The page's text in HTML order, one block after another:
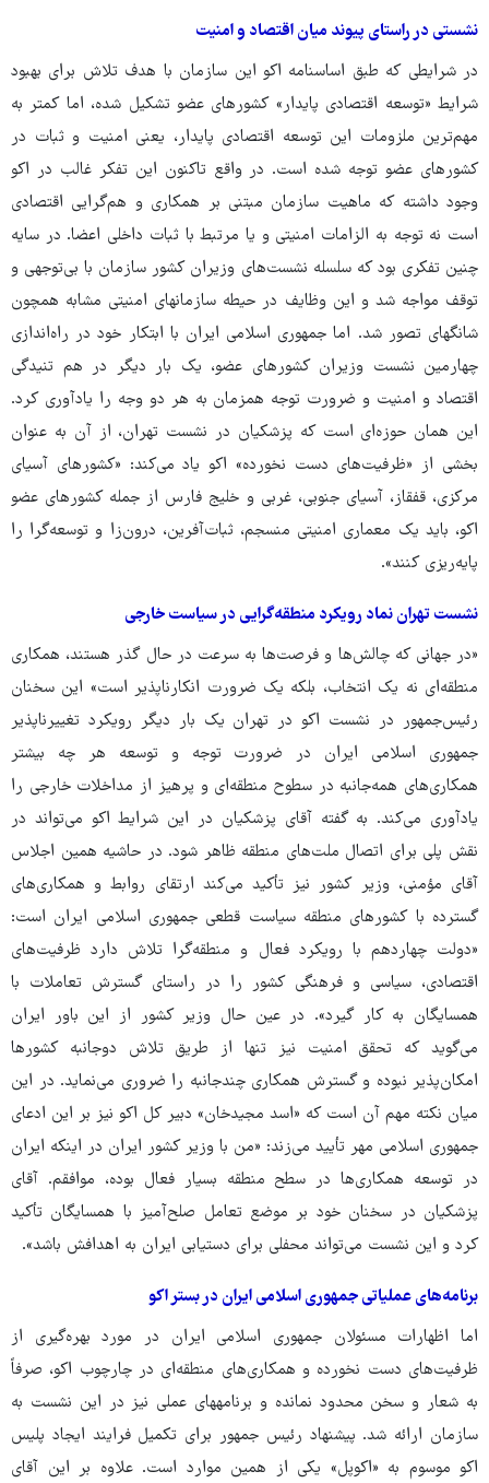
نشستی در راستای پیوند میان اقتصاد و امنیت
در شرایطی که طبق اساسنامه اکو این سازمان با هدف تلاش برای بهبود
شرایط «توسعه اقتصادی پایدار» کشورهای عضو تشکیل شده، اما کمتر به
مهم‌ترین ملزومات این توسعه اقتصادی پایدار، یعنی امنیت و ثبات در
کشورهای عضو توجه شده است. در واقع تاکنون این تفکر غالب در اکو
وجود داشته که ماهیت سازمان مبتنی بر همکاری و هم‌گرایی اقتصادی
است نه توجه به الزامات امنیتی و یا مرتبط با ثبات داخلی اعضا. در سایه
چنین تفکری بود که سلسله نشست‌های وزیران کشور سازمان با بی‌توجهی و
توقف مواجه شد و این وظایف در حیطه سازمان‎های امنیتی مشابه همچون
شانگهای تصور شد. اما جمهوری اسلامی ایران با ابتکار خود در راه‌اندازی
چهارمین نشست وزیران کشورهای عضو، یک بار دیگر در هم تنیدگی
اقتصاد و امنیت و ضرورت توجه همزمان به هر دو وجه را یادآوری کرد.
این همان حوزه‌ای است که پزشکیان در نشست تهران، از آن به عنوان
بخشی از «ظرفیت‌های دست ‌نخورده» اکو یاد می‌کند: «کشورهای آسیای
مرکزی، قفقاز، آسیای جنوبی، غربی و خلیج فارس از جمله کشورهای عضو
اکو، باید یک معماری امنیتی منسجم، ثبات‌آفرین، درون‌زا و توسعه‌گرا را
پایه‌ریزی کنند».
نشست تهران نماد رویکرد منطقه‌گرایی در سیاست ‌خارجی
«در جهانی که چالش‌ها و فرصت‌ها به سرعت در حال گذر هستند، همکاری
منطقه‌ای نه یک انتخاب، بلکه یک ضرورت انکارناپذیر است» این سخنان
رئیس‌جمهور در نشست اکو در تهران یک بار دیگر رویکرد تغییرناپذیر
جمهوری اسلامی ‌ایران در ضرورت توجه و توسعه هر چه بیشتر
همکاری‌های همه‌جانبه در سطوح منطقه‌ای و پرهیز از مداخلات خارجی را
یادآوری می‌کند. به گفته آقای پزشکیان در این شرایط اکو می‌تواند در
نقش پلی برای اتصال ملت‌های منطقه ظاهر شود. در حاشیه همین اجلاس
آقای مؤمنی، وزیر کشور نیز تأکید می‌کند ارتقای روابط و همکاری‌های
گسترده با کشورهای منطقه سیاست قطعی جمهوری اسلامی ایران است:
«دولت چهاردهم با رویکرد فعال و منطقه‌گرا تلاش دارد ظرفیت‌های
اقتصادی، سیاسی و فرهنگی کشور را در راستای گسترش تعاملات با
همسایگان به کار گیرد». در عین حال وزیر کشور از این باور ایران
می‌گوید که تحقق امنیت نیز تنها از طریق تلاش دوجانبه کشورها
امکان‌پذیر نبوده و گسترش همکاری چندجانبه را ضروری می‌نماید. در این
میان نکته مهم آن است که «اسد مجیدخان» دبیر کل اکو نیز بر این ادعای
جمهوری اسلامی مهر تأیید می‌زند: «من با وزیر کشور ایران در اینکه ایران
در توسعه همکاری‌ها در سطح منطقه بسیار فعال بوده‌، موافقم. آقای
پزشکیان در سخنان خود بر موضع تعامل صلح‌آمیز با همسایگان تأکید
کرد و این نشست می‌تواند محفلی برای دستیابی ایران به اهدافش باشد».
برنامه‌های عملیاتی جمهوری اسلامی ایران در بستر اکو
اما اظهارات مسئولان جمهوری اسلامی ایران در مورد بهره‌گیری از
ظرفیت‌های دست ‌نخورده و همکاری‌های منطقه‌ای در چارچوب اکو، صرفاً
به شعار و سخن محدود نمانده و برنامه‎های عملی نیز در این نشست به
سازمان ارائه شد. پیشنهاد رئیس جمهور برای تکمیل فرایند ایجاد پلیس
اکو موسوم به «اکوپل» یکی از همین موارد است. علاوه بر این آقای